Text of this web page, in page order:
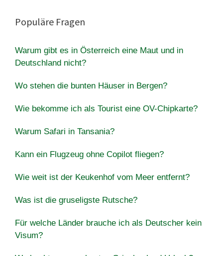
Populäre Fragen
Warum gibt es in Österreich eine Maut und in
Deutschland nicht?
Wo stehen die bunten Häuser in Bergen?
Wie bekomme ich als Tourist eine OV-Chipkarte?
Warum Safari in Tansania?
Kann ein Flugzeug ohne Copilot fliegen?
Wie weit ist der Keukenhof vom Meer entfernt?
Was ist die gruseligste Rutsche?
Für welche Länder brauche ich als Deutscher kein
Visum?